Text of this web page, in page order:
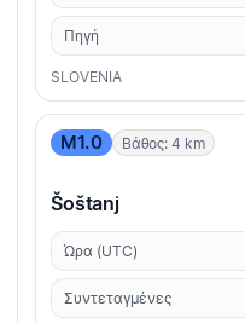
Πηγή
SLOVENIA
M1.0 Βάθος: 4 km
Šoštanj
Ώρα (UTC)
Συντεταγμένες